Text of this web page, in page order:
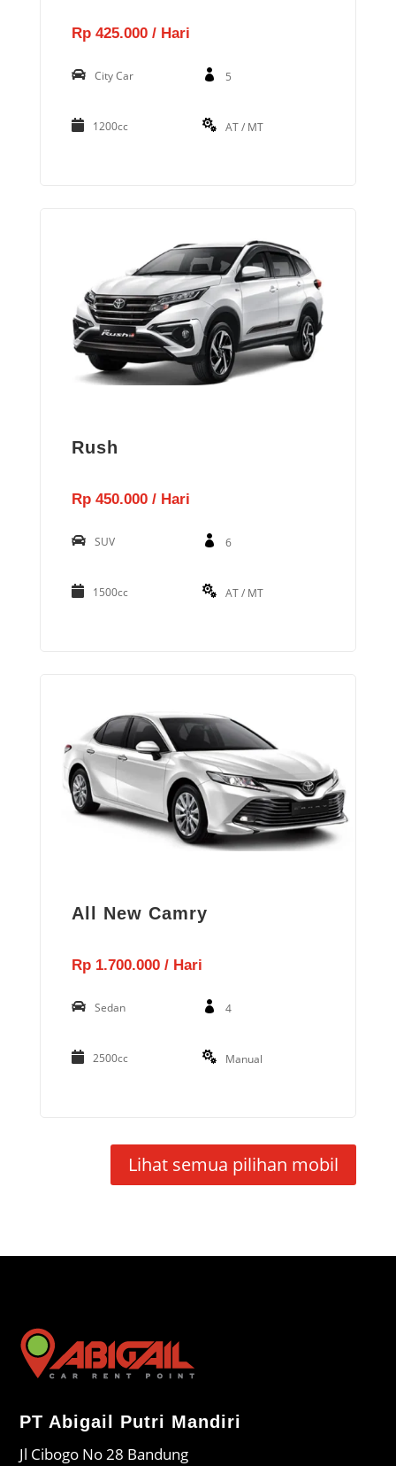
Rp 425.000 / Hari
City Car 5
1200cc AT / MT
Rush
Rp 450.000 / Hari
SUV 6
1500cc AT / MT
All New Camry
Rp 1.700.000 / Hari
Sedan 4
2500cc Manual
Lihat semua pilihan mobil
PT Abigail Putri Mandiri
Jl Cibogo No 28 Bandung